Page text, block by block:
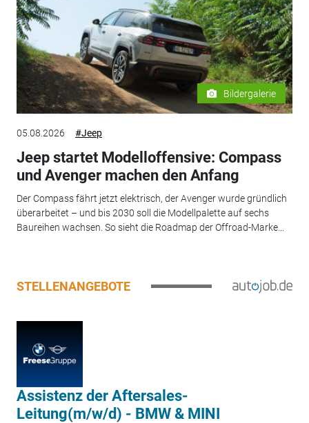
Bildergalerie
05.08.2026 #Jeep
Jeep startet Modelloffensive: Compass
und Avenger machen den Anfang
Der Compass fährt jetzt elektrisch, der Avenger wurde gründlich
überarbeitet – und bis 2030 soll die Modellpalette auf sechs
Baureihen wachsen. So sieht die Roadmap der Offroad-Marke...
STELLENANGEBOTE
Assistenz der Aftersales-
Leitung(m/w/d) - BMW & MINI